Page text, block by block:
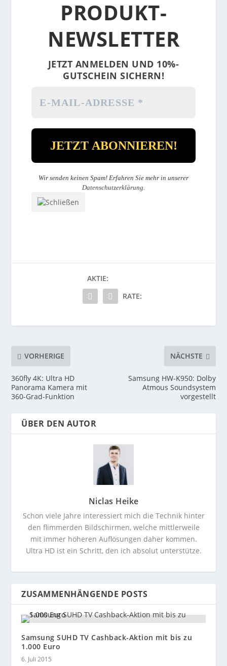
PRODUKT-
NEWSLETTER
JETZT ANMELDEN UND 10%-
GUTSCHEIN SICHERN!
Wir senden keinen Spam! Erfahren Sie mehr in unserer
Datenschutzerklärung
AKTIE:
RATE:
VORHERIGE
360fly 4K: Ultra HD
Panorama Kamera mit
360-Grad-Funktion
NÄCHSTE
Samsung HW-K950: Dolby
Atmous Soundsystem
vorgestellt
ÜBER DEN AUTOR
Niclas Heike
Schon viele Jahre interessiert mich die Technik hinter
den flimmerden Bildschirmen, welche mittlerweile
mit immer höheren Auflösungen daher kommen.
Ultra HD ist ein Schritt, den ich absolut unterstütze.
ZUSAMMENHÄNGENDE POSTS
Samsung SUHD TV Cashback-Aktion mit bis zu
1.000 Euro
6. Juli 2015